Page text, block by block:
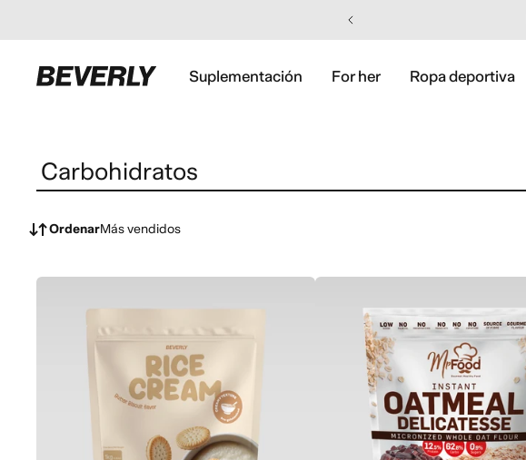
Suplementación For her Ropa deportiva
Carbohidratos
OrdenarMás vendidos